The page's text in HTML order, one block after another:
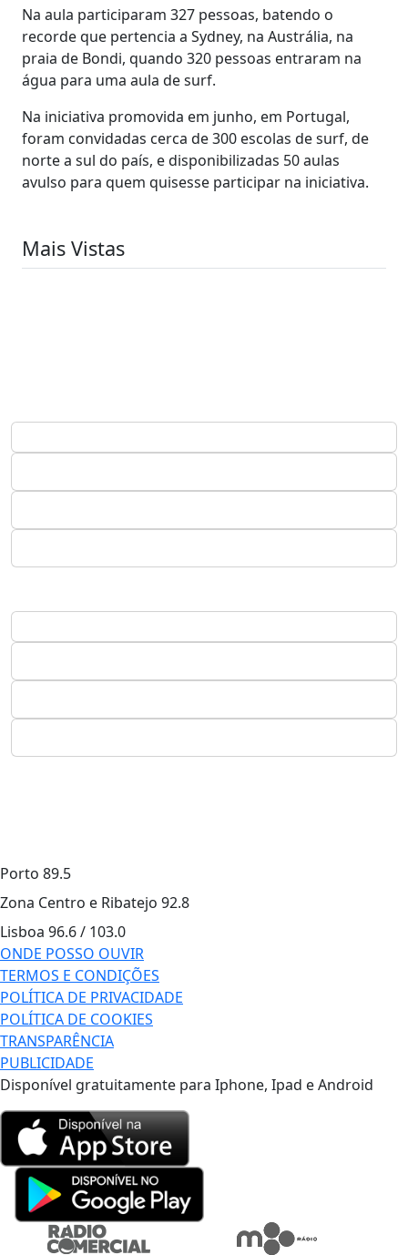
Na aula participaram 327 pessoas, batendo o
recorde que pertencia a Sydney, na Austrália, na
praia de Bondi, quando 320 pessoas entraram na
água para uma aula de surf.
Na iniciativa promovida em junho, em Portugal,
foram convidadas cerca de 300 escolas de surf, de
norte a sul do país, e disponibilizadas 50 aulas
avulso para quem quisesse participar na iniciativa.
Mais Vistas
Porto 89.5
Zona Centro e Ribatejo 92.8
Lisboa 96.6 / 103.0
ONDE POSSO OUVIR
TERMOS E CONDIÇÕES
POLÍTICA DE PRIVACIDADE
POLÍTICA DE COOKIES
TRANSPARÊNCIA
PUBLICIDADE
Disponível gratuitamente para Iphone, Ipad e Android